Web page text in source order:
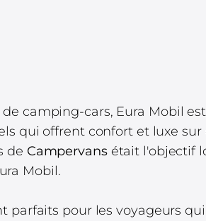
camping-cars, Eura Mobil
qui offrent confort et luxe
de Campervansétait l'objectif
Mobil.
parfaits pour les voyageurs